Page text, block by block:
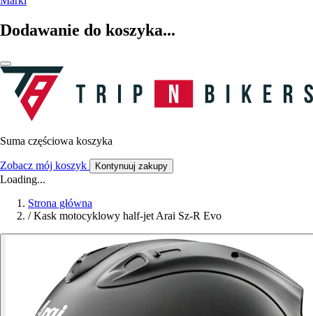
Dodawanie do koszyka...
Suma częściowa koszyka
Zobacz mój koszyk Kontynuuj zakupy
Loading...
Strona główna
/ Kask motocyklowy half-jet Arai Sz-R Evo